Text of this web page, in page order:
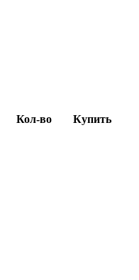
Кол-во
Купить